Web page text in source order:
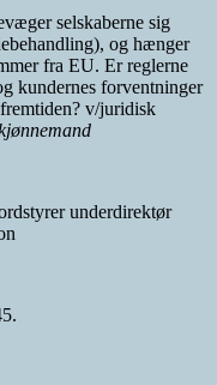
selskaberne sig
og hænger
fra EU. Er reglerne
kundernes forventninger
v/juridisk
underdirektør